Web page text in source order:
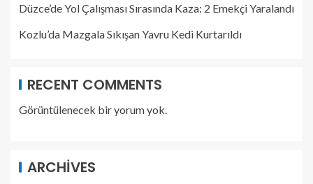
Düzce’de Yol Çalışması Sırasında Kaza: 2 Emekçi Yaralandı
Kozlu’da Mazgala Sıkışan Yavru Kedi Kurtarıldı
RECENT COMMENTS
Görüntülenecek bir yorum yok.
ARCHIVES